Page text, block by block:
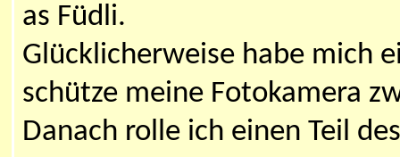
as Füdli.
Glücklicherweise habe mich
schütze meine Fotokamera
Danach rolle ich einen Teil